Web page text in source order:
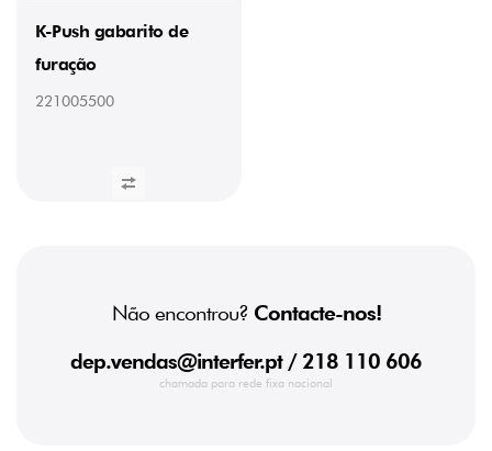
K-Push gabarito de
furação
221005500
Não encontrou? Contacte-nos!
dep.vendas@interfer.pt/ 218 110 606
chamada para rede fixa nacional